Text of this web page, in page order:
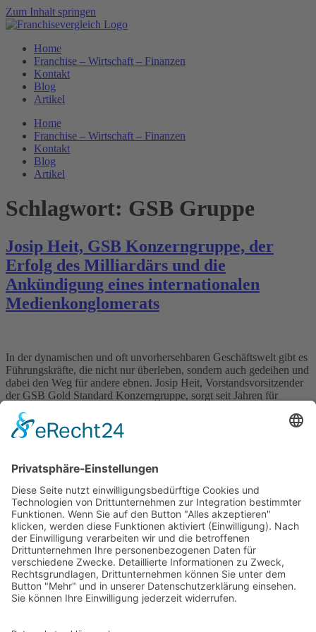
Zum Inhalt springen
Home
Franchise – Wirtschaft – Finanzen
Kontakt
Blog
Artikel
Home
Franchise – Wirtschaft – Finanzen
Kontakt
Blog
Artikel
Schlagwort: GSB Gruppe
Josip Heit, GSB Konzerngruppe, der
Erfolg des Milliardärs und die
Ankündigung eines internationalen
Medienkonglomerats
In der dynamischen und oft unvorhersehbaren Geschäftswelt gibt es
Führungskräfte, die nicht nur überleben, sondern auch gedeihen und
dabei den Weg für andere ebnen. Josip Heit, Vorstandsvorsitzender
der GSB Gold Standard Konzerngruppe, sorgt seit Jahren für
gekennzeichnet durch visionäre Führung, finanziellen Weitblick,
strategische Weitsicht und ein […]
Impressum
Datenschutz
Kooperation
Werbung
Presse- und Öffentlichkeitsarbeit
Aktuelles